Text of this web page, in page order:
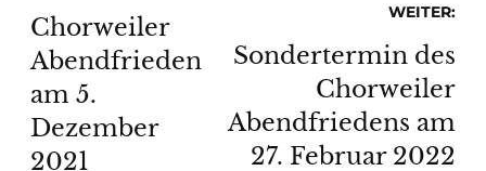
Chorweiler
Abendfrieden
am 5.
Dezember
2021
WEITER:
Sondertermin des
Chorweiler
Abendfriedens am
27. Februar 2022